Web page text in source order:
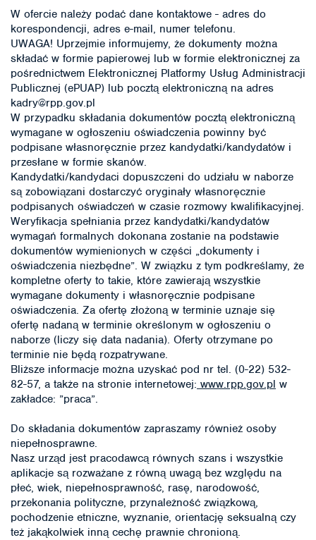
W ofercie należy podać dane kontaktowe - adres do
korespondencji, adres e-mail, numer telefonu.
UWAGA! Uprzejmie informujemy, że dokumenty można
składać w formie papierowej lub w formie elektronicznej za
pośrednictwem Elektronicznej Platformy Usług Administracji
Publicznej (ePUAP) lub pocztą elektroniczną na adres
kadry@rpp.gov.pl
W przypadku składania dokumentów pocztą elektroniczną
wymagane w ogłoszeniu oświadczenia powinny być
podpisane własnoręcznie przez kandydatki/kandydatów i
przesłane w formie skanów.
Kandydatki/kandydaci dopuszczeni do udziału w naborze
są zobowiązani dostarczyć oryginały własnoręcznie
podpisanych oświadczeń w czasie rozmowy kwalifikacyjnej.
Weryfikacja spełniania przez kandydatki/kandydatów
wymagań formalnych dokonana zostanie na podstawie
dokumentów wymienionych w części „dokumenty i
oświadczenia niezbędne”. W związku z tym podkreślamy, że
kompletne oferty to takie, które zawierają wszystkie
wymagane dokumenty i własnoręcznie podpisane
oświadczenia. Za ofertę złożoną w terminie uznaje się
ofertę nadaną w terminie określonym w ogłoszeniu o
naborze (liczy się data nadania). Oferty otrzymane po
terminie nie będą rozpatrywane.
Bliższe informacje można uzyskać pod nr tel. (0-22) 532-
82-57, a także na stronie internetowej: www.rpp.gov.pl w
zakładce: ”praca”.
Do składania dokumentów zapraszamy również osoby
niepełnosprawne.
Nasz urząd jest pracodawcą równych szans i wszystkie
aplikacje są rozważane z równą uwagą bez względu na
płeć, wiek, niepełnosprawność, rasę, narodowość,
przekonania polityczne, przynależność związkową,
pochodzenie etniczne, wyznanie, orientację seksualną czy
też jakąkolwiek inną cechę prawnie chronioną.